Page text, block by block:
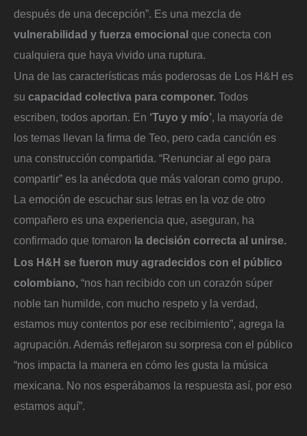
después de una decepción”. Es una mezcla de
vulnerabilidad y fuerza emocional que conecta con
cualquiera que haya vivido una ruptura.
Una de las características más poderosas de Los H&H es
su capacidad colectiva para componer. Todos
escriben, todos aportan. En ‘Tuyo y mío’, la mayoría de
los temas llevan la firma de Teo, pero cada canción es
una construcción compartida. “Renunciar al ego para
compartir” es la anécdota que más valoran como grupo.
La emoción de escuchar sus letras en la voz de otro
compañero es una experiencia que, aseguran, ha
confirmado que tomaron la decisión correcta al unirse.
Los H&H se fueron muy agradecidos con el público
colombiano, “nos han recibido con un corazón súper
noble tan humilde, con mucho respeto y la verdad,
estamos muy contentos por ese recibimiento”, agrega la
agrupación. Además reflejaron su sorpresa con el público
“nos impacta la manera en cómo les gusta la música
mexicana. No nos esperábamos la respuesta así, por eso
estamos aquí”.